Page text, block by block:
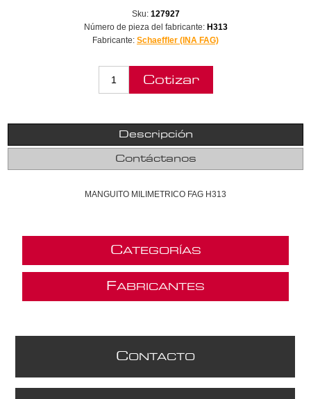
Sku: 127927
Número de pieza del fabricante: H313
Fabricante: Schaeffler (INA FAG)
Descripción
Contáctanos
MANGUITO MILIMETRICO FAG H313
CATEGORÍAS
FABRICANTES
CONTACTO